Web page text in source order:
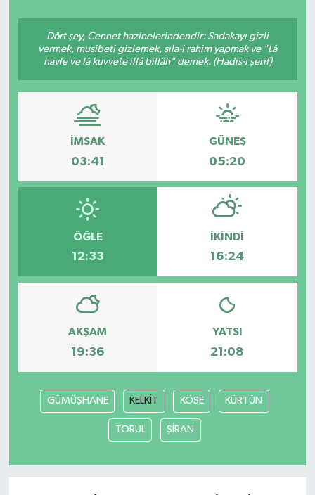
Dört şey, Cennet hazinelerindendir: Sadakayı gizli
vermek, musibeti gizlemek, sıla-i rahim yapmak ve "Lâ
havle ve lâ kuvvete illâ billâh" demek. (Hadis-i şerif)
İMSAK
03:41
GÜNEŞ
05:20
ÖĞLE
12:33
İKINDI
16:24
AKŞAM
19:36
YATSI
21:08
GÜMÜŞHANE KELKİT KÖSE KÜRTÜN
TORUL ŞİRAN